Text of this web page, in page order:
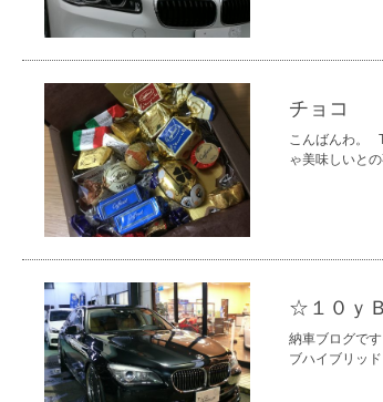
チョコ
こんばんわ。
ゃ美味しいと
☆１０ｙ
納車ブロ
ブハイブリッ